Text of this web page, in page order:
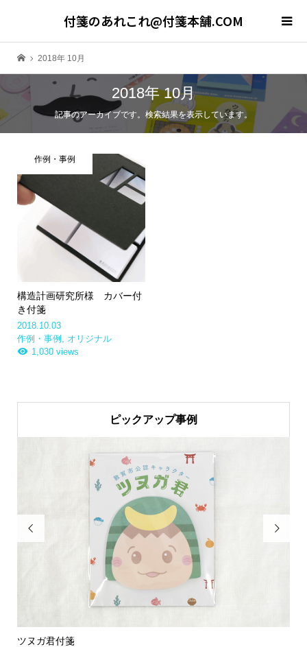
付箋のあれこれ@付箋本舗.COM
2018年 10月
2018年 10月
記事のアーカイブです。検索結果を表示しています。
作例・事例
構造計画研究所様 カバー付
き付箋
2018.10.03
作例・事例
オリジナル
1,030 views
ピックアップ事例

ツヌガ君付箋
